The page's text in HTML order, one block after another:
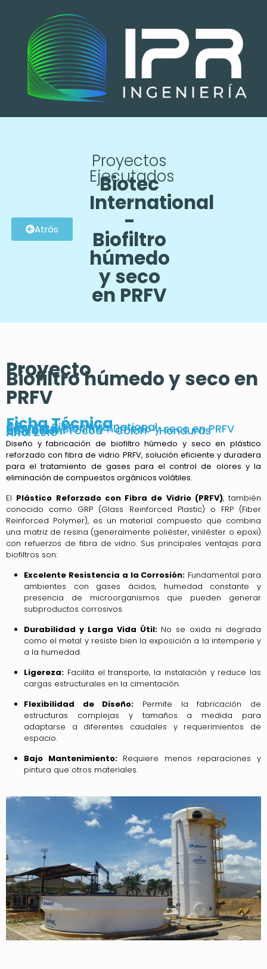
Atrás
Proyectos
Ejecutados
Biotec
International
-
Biofiltro
húmedo
y seco
en PRFV
Proyecto
Biofiltro húmedo y seco en
PRFV
Ficha Técnica
Cliente:Biotec International
Proyecto:Biofiltro húmedo y seco en PRFV
Ubicación:Tocoa - Colon - Honduras
Año:2015
Diseño y fabricación de biofiltro húmedo y seco en plástico
reforzado con fibra de vidrio PRFV, solución eficiente y duradera
para el tratamiento de gases para el control de olores y la
eliminación de compuestos orgánicos volátiles.
El Plástico Reforzado con Fibra de Vidrio (PRFV), también
conocido como GRP (Glass Reinforced Plastic) o FRP (Fiber
Reinforced Polymer), es un material compuesto que combina
una matriz de resina (generalmente poliéster, viniléster o epoxi)
con refuerzos de fibra de vidrio. Sus principales ventajas para
biofiltros son:
Excelente Resistencia a la Corrosión: Fundamental para
ambientes con gases ácidos, humedad constante y
presencia de microorganismos que pueden generar
subproductos corrosivos.
Durabilidad y Larga Vida Útil:No se oxida ni degrada
como el metal y resiste bien la exposición a la intemperie y
a la humedad.
Ligereza: Facilita el transporte, la instalación y reduce las
cargas estructurales en la cimentación.
Flexibilidad de Diseño: Permite la fabricación de
estructuras complejas y tamaños a medida para
adaptarse a diferentes caudales y requerimientos de
espacio.
Bajo Mantenimiento:Requiere menos reparaciones y
pintura que otros materiales.